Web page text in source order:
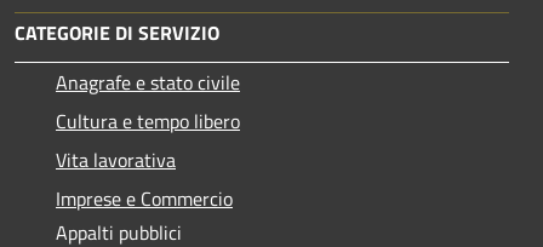
CATEGORIE DI SERVIZIO
Anagrafe e stato civile
Cultura e tempo libero
Vita lavorativa
Imprese e Commercio
Appalti pubblici